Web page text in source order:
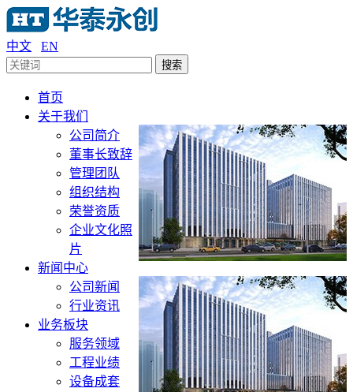
中文 EN
搜索
首页
关于我们
公司简介
董事长致辞
管理团队
组织结构
荣誉资质
企业文化照
片
新闻中心
公司新闻
行业资讯
业务板块
服务领域
工程业绩
设备成套